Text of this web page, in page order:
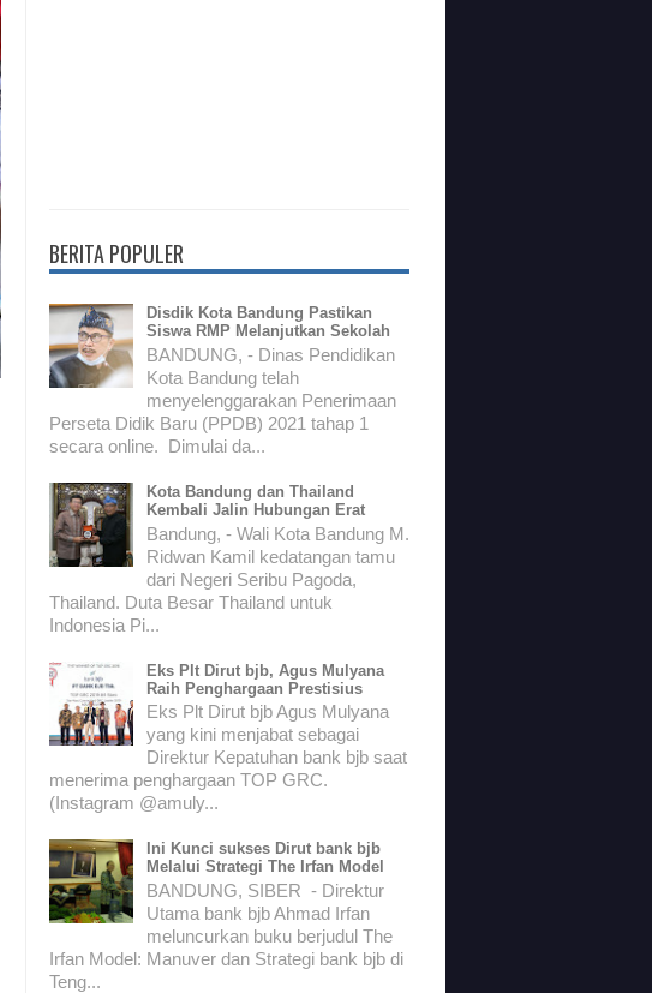
BERITA POPULER
Disdik Kota Bandung Pastikan
Siswa RMP Melanjutkan Sekolah
BANDUNG, - Dinas Pendidikan
Kota Bandung telah
menyelenggarakan Penerimaan
Perseta Didik Baru (PPDB) 2021 tahap 1
secara online. Dimulai da...
Kota Bandung dan Thailand
Kembali Jalin Hubungan Erat
Bandung, - Wali Kota Bandung M.
Ridwan Kamil kedatangan tamu
dari Negeri Seribu Pagoda,
Thailand. Duta Besar Thailand untuk
Indonesia Pi...
Eks Plt Dirut bjb, Agus Mulyana
Raih Penghargaan Prestisius
Eks Plt Dirut bjb Agus Mulyana
yang kini menjabat sebagai
Direktur Kepatuhan bank bjb saat
menerima penghargaan TOP GRC.
(Instagram @amuly...
Ini Kunci sukses Dirut bank bjb
Melalui Strategi The Irfan Model
BANDUNG, SIBER - Direktur
Utama bank bjb Ahmad Irfan
meluncurkan buku berjudul The
Irfan Model: Manuver dan Strategi bank bjb di
Teng...